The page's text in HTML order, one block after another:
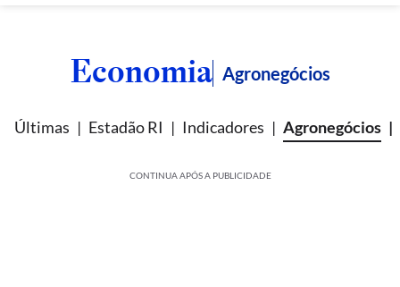
Economia Agronegócios
Últimas Estadão RI Indicadores Agronegócios
CONTINUA APÓS A PUBLICIDADE